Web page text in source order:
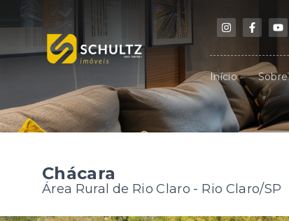
Início Sobre
Chácara
Área Rural de Rio Claro - Rio Claro/SP